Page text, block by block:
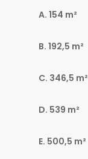
A. 154 m²
B. 192,5 m²
C. 346,5 m²
D. 539 m²
E. 500,5 m²